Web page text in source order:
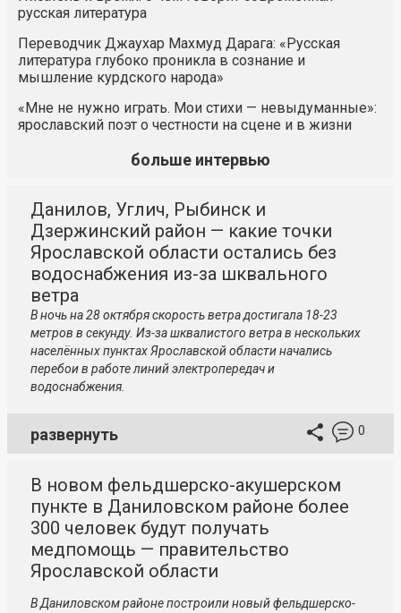
русская литература
Переводчик Джаухар Махмуд Дарага: «Русская
литература глубоко проникла в сознание и
мышление курдского народа»
«Мне не нужно играть. Мои стихи — невыдуманные»:
ярославский поэт о честности на сцене и в жизни
больше интервью
Данилов, Углич, Рыбинск и
Дзержинский район — какие точки
Ярославской области остались без
водоснабжения из-за шквального
ветра
В ночь на 28 октября скорость ветра достигала 18-23
метров в секунду. Из-за шквалистого ветра в нескольких
населённых пунктах Ярославской области начались
перебои в работе линий электропередач и
водоснабжения.
развернуть 0
В новом фельдшерско-акушерском
пункте в Даниловском районе более
300 человек будут получать
медпомощь — правительство
Ярославской области
В Даниловском районе построили новый фельдшерско-